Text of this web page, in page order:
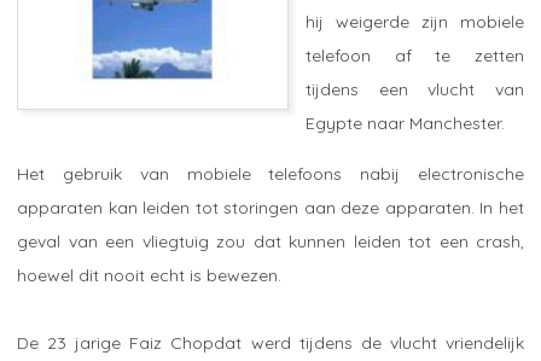
hij weigerde zijn mobiele
telefoon af te zetten
tijdens een vlucht van
Egypte naar Manchester.
Het gebruik van mobiele telefoons nabij electronische
apparaten kan leiden tot storingen aan deze apparaten. In het
geval van een vliegtuig zou dat kunnen leiden tot een crash,
hoewel dit nooit echt is bewezen.
De 23 jarige Faiz Chopdat werd tijdens de vlucht vriendelijk